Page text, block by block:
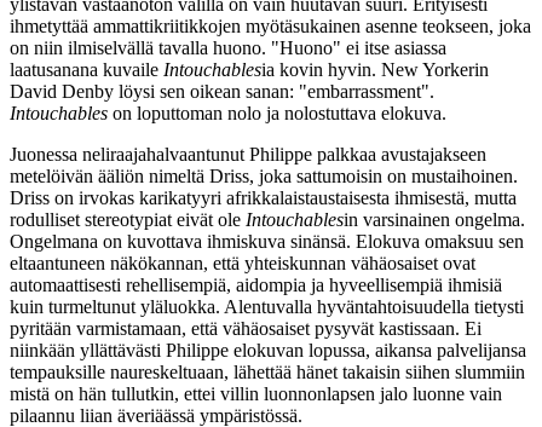
ihmetyttää ammattikriitikkojen myötäsukainen asenne teokseen, joka
on niin ilmiselvällä tavalla huono. "Huono" ei itse asiassa
laatusanana kuvaile Intouchablesia kovin hyvin. New Yorkerin
David Denby löysi sen oikean sanan: "embarrassment".
Intouchables on loputtoman nolo ja nolostuttava elokuva.
Juonessa neliraajahalvaantunut Philippe palkkaa avustajakseen
metelöivän ääliön nimeltä Driss, joka sattumoisin on mustaihoinen.
Driss on irvokas karikatyyri afrikkalaistaustaisesta ihmisestä, mutta
rodulliset stereotypiat eivät ole Intouchablesin varsinainen ongelma.
Ongelmana on kuvottava ihmiskuva sinänsä. Elokuva omaksuu sen
eltaantuneen näkökannan, että yhteiskunnan vähäosaiset ovat
automaattisesti rehellisempiä, aidompia ja hyveellisempiä ihmisiä
kuin turmeltunut yläluokka. Alentuvalla hyväntahtoisuudella tietysti
pyritään varmistamaan, että vähäosaiset pysyvät kastissaan. Ei
niinkään yllättävästi Philippe elokuvan lopussa, aikansa palvelijansa
tempauksille naureskeltuaan, lähettää hänet takaisin siihen slummiin
mistä on hän tullutkin, ettei villin luonnonlapsen jalo luonne vain
pilaannu liian äveriäässä ympäristössä.